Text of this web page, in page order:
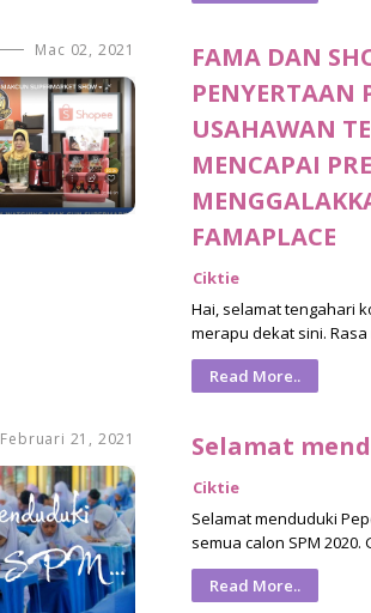
Mac 02, 2021
FAMA DAN
PENYERTAAN
USAHAWAN
MENCAPAI
FAMAPLACE
Ciktie
Hai, selamat tengahari
merapu dekat sini.
Read More..
Februari 21, 2021 Selamat
Ciktie
Selamat menduduki
semua calon SPM
Read More..